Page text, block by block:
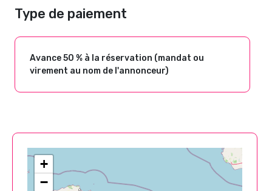
Type de paiement
Avance 50 % à la réservation (mandat ou
virement au nom de l'annonceur)
+
−